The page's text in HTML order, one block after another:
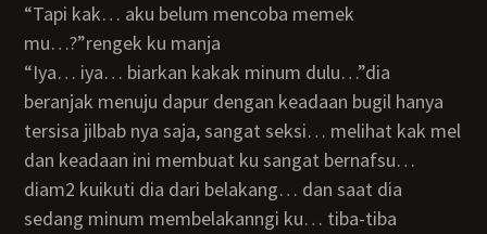
“tapi kak… aku belum mencoba memek
mu…?”rengek ku manja
“iya… iya… biarkan kakak minum dulu…”dia
beranjak menuju dapur dengan keadaan bugil hanya
tersisa jilbab nya saja, sangat seksi… melihat kak mel
dan keadaan ini membuat ku sangat bernafsu…
diam2 kuikuti dia dari belakang… dan saat dia
sedang minum membelakanngi ku… tiba-tiba